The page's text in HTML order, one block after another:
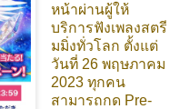
หน้าผ่านผู้ให้
บริการฟังเพลงสตรี
มมิ่งทั่วโลก ตั้งแต่
วันที่ 26 พฤษภาคม
2023 ทุกคน
สามารถกด Pre-